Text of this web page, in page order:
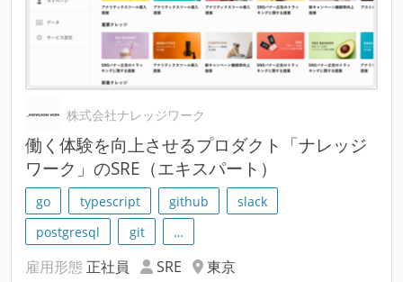
株式会社ナレッジワーク
働く体験を向上させるプロダクト「ナレッジ
ワーク」のSRE（エキスパート）
go typescript github
slack
postgresql
git …
雇用形態 正社員 SRE
東京